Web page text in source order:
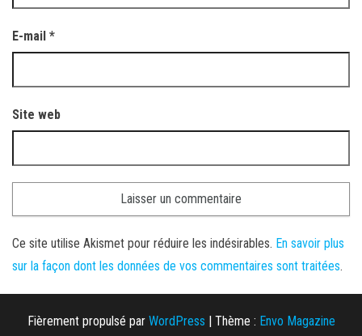
E-mail *
Site web
Ce site utilise Akismet pour réduire les indésirables. En savoir plus
sur la façon dont les données de vos commentaires sont traitées.
Fièrement propulsé par WordPress | Thème : Envo Magazine